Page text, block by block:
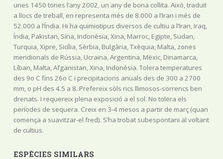
unes 1450 tones l’any 2002, un any de bona collita. Això, traduït
a llocs de treball, en representa més de 8.000 a l’Iran i més de
52.000 a l’Índia. Hi ha quimiotipus diversos de cultiu a l’Iran, Iraq,
Índia, Pakistan, Síria, Indonèsia, Xina, Marroc, Egipte, Sudan,
Turquia, Xipre, Sicília, Sèrbia, Bulgària, Txèquia, Malta, zones
meridionals de Rússia, Ucraïna, Argentina, Mèxic, Dinamarca,
Líban, Malta, Afganistan, Xina, Indonèsia. Tolera temperatures
des 9o C fins 26o C i precipitacions anuals des de 300 a 2700
mm, o pH des 4.5 a 8. Prefereix sòls rics llimosos-sorrencs ben
drenats. I requereix plena exposició a el sol. No tolera els
períodes de sequera. Creix en 3-4 mesos a partir de març (quan
comença a suavitzar-el fred). S’ha trobat subespontani al voltant
de cultius.
ESPÈCIES SIMILARS